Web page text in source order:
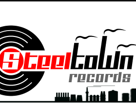
| PRINT | DIY | FANZINE | TOURSERVICE |